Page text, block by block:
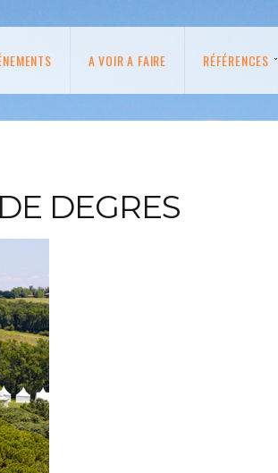
A VOIR A FAIRE RÉFÉRENCES
DEGRES